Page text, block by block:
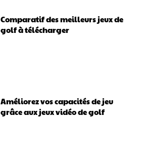
Comparatif des meilleurs jeux de
golf à télécharger
Améliorez vos capacités de jeu
grâce aux jeux vidéo de golf